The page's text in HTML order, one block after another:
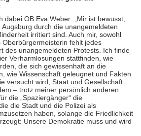
dabei OB Eva Weber: „Mir ist bewusst,
durch die unangemeldeten
irritiert sind. Auch mir, sowohl
Oberbürgermeisterin fehlt jedes
des unangemeldeten Protests. Ich finde
Verharmlosungen stattfinden, wie
die sich gewissenhaft an die
wie Wissenschaft geleugnet und Fakten
versucht wird, Staat und Gesellschaft
– trotz meiner persönlich anderen
die „Spaziergänger“ die
die Stadt und die Polizei als
haben, solange die Friedlichkeit
Unsere Demokratie muss und wird